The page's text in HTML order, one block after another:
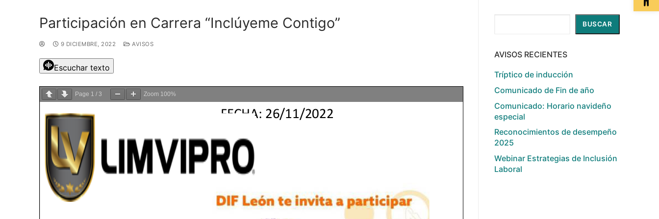
Participación en Carrera “Inclúyeme Contigo”
9 DICIEMBRE, 2022 AVISOS
Escuchar texto
Page 1 / 3 Zoom 100%
BUSCAR
AVISOS RECIENTES
Tríptico de inducción
Comunicado de Fin de año
Comunicado: Horario navideño
especial
Reconocimientos de desempeño
2025
Webinar Estrategias de Inclusión
Laboral